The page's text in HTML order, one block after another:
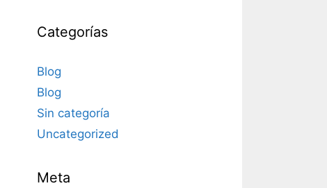
Categorías
Blog
Blog
Sin categoría
Uncategorized
Meta